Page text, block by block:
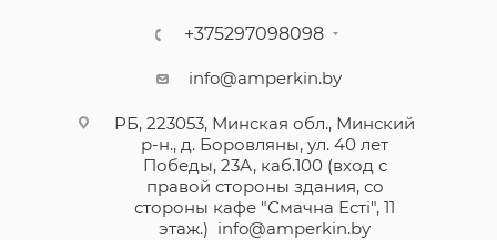
+375297098098
info@amperkin.by
РБ, 223053, Минская обл., Минский
р-н., д. Боровляны, ул. 40 лет
Победы, 23А, каб.100 (вход с
правой стороны здания, со
стороны кафе "Смачна Естi", 11
этаж.) info@amperkin.by